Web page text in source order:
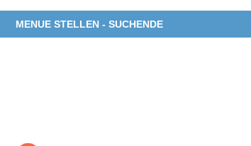
MENUE STELLEN - SUCHENDE